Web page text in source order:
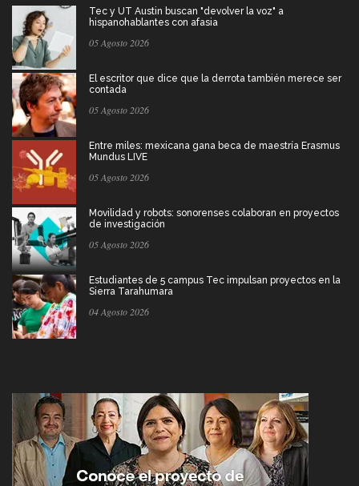
Tec y UT Austin buscan "devolver la voz" a
hispanohablantes con afasia
05 Agosto 2026
El escritor que dice que la derrota también merece ser
contada
05 Agosto 2026
Entre miles: mexicana gana beca de maestría Erasmus
Mundus LIVE
05 Agosto 2026
Movilidad y robots: sonorenses colaboran en proyectos
de investigación
05 Agosto 2026
Estudiantes de 5 campus Tec impulsan proyectos en la
Sierra Tarahumara
04 Agosto 2026